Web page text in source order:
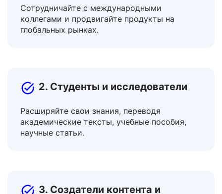
1. Бизнес и профессионалы
Сотрудничайте с международными
2. Студенты и исследователи
Расширяйте свои знания, переводя